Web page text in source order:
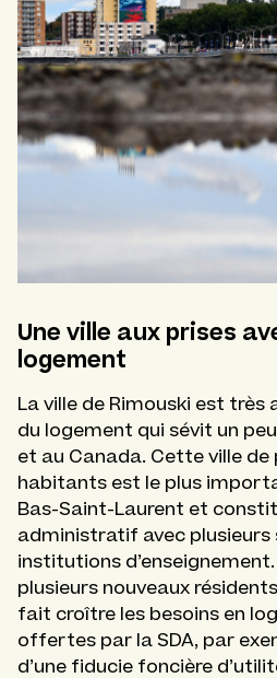
Une ville aux prises
logement
La ville de Rimouski est
du logement qui sévit un
et au Canada. Cette ville de
habitants est le plus
Bas-Saint-Laurent et
administratif avec plusieurs
institutions
plusieurs nouveaux
fait croître les besoins en
offertes par la SDA, par
d’une fiducie foncière